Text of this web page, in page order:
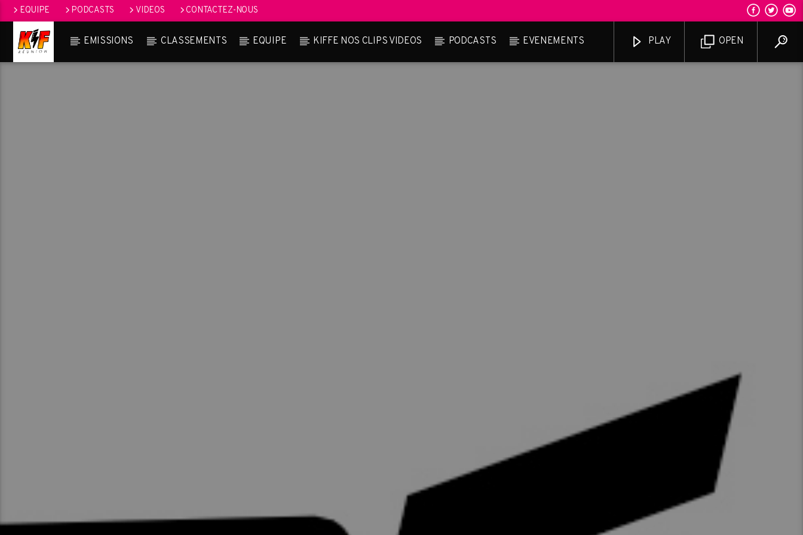
EQUIPE PODCASTS VIDEOS CONTACTEZ-NOUS
EMISSIONS CLASSEMENTS EQUIPE KIFFE NOS CLIPS VIDEOS PODCASTS EVENEMENTS OPEN
PLAY